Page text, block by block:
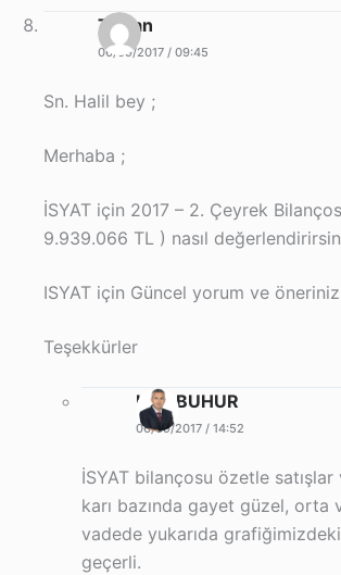
Taylan
06/09/2017 / 09:45
Sn. Halil bey ;
Merhaba ;
İSYAT için 2017 – 2. Çeyrek
9.939.066 TL ) nasıl
ISYAT için Güncel yorum ve
Teşekkürler
Halil BUHUR
06/09/2017 / 14:52
İSYAT bilançosu özetle
karı bazında gayet güzel, orta
vadede yukarıda
geçerli.